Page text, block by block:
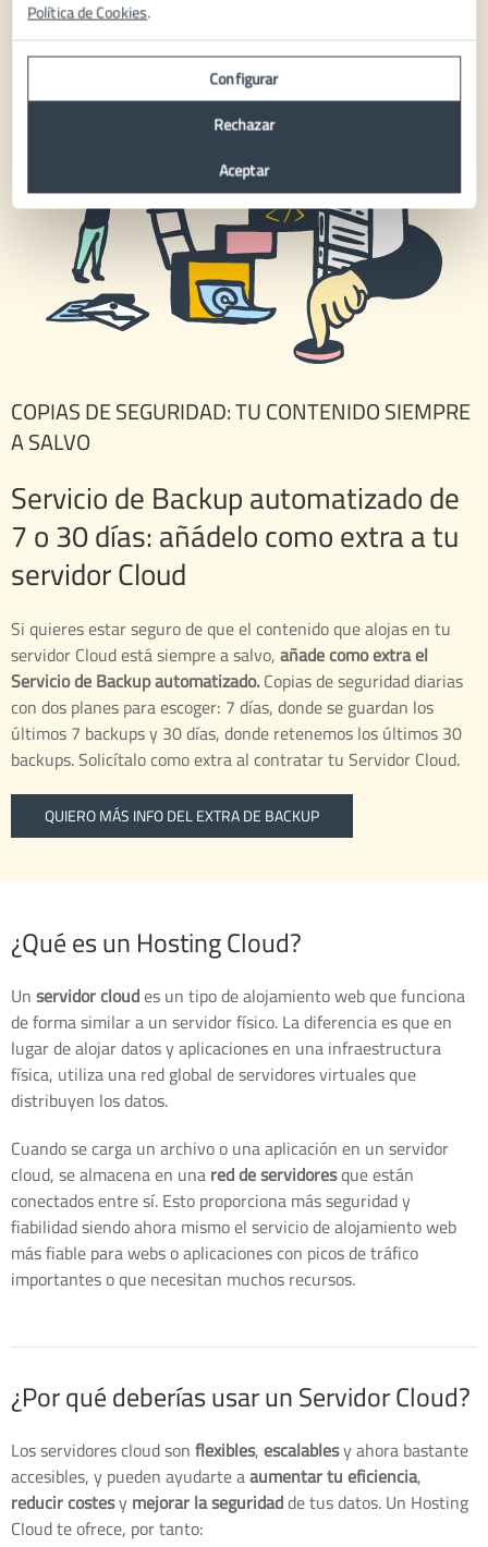
COPIAS DE SEGURIDAD: TU CONTENIDO SIEMPRE
A SALVO
Servicio de Backup automatizado de
7 o 30 días: añádelo como extra a tu
servidor Cloud
Si quieres estar seguro de que el contenido que alojas en tu
servidor Cloud está siempre a salvo,añade como extra el
Servicio de Backup automatizado.Copias de seguridad diarias
con dos planes para escoger: 7 días, donde se guardan los
últimos 7 backups y 30 días, donde retenemos los últimos 30
backups. Solicítalo como extra al contratar tu Servidor Cloud.
QUIERO MÁS INFO DEL EXTRA DE BACKUP
¿Qué es un Hosting Cloud?
Unservidor cloudes un tipo de alojamiento web que funciona
de forma similar a un servidor físico. La diferencia es que en
lugar de alojar datos y aplicaciones en una infraestructura
física, utiliza una red global de servidores virtuales que
distribuyen los datos.
Cuando se carga un archivo o una aplicación en un servidor
cloud, se almacena en unared de servidoresque están
conectados entre sí. Esto proporciona más seguridad y
fiabilidad siendo ahora mismo el servicio de alojamiento web
más fiable para webs o aplicaciones con picos de tráfico
importantes o que necesitan muchos recursos.
¿Por qué deberías usar un Servidor Cloud?
Los servidores cloud sonflexibles,escalablesy ahora bastante
accesibles, y pueden ayudarte aaumentar tu eficiencia,
reducir costesymejorar la seguridadde tus datos. Un Hosting
Cloud te ofrece, por tanto:
Política de Cookies.
Configurar
Rechazar
Aceptar